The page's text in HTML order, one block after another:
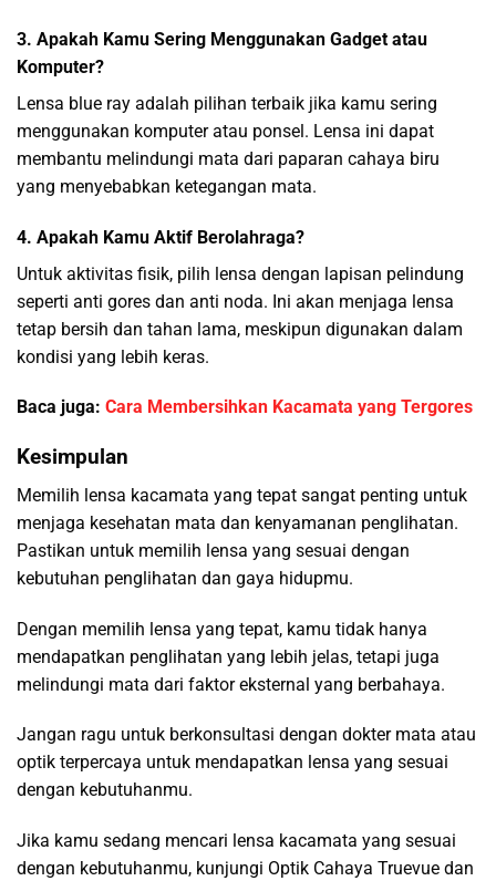
3. Apakah Kamu Sering Menggunakan Gadget atau
Komputer?
Lensa blue ray adalah pilihan terbaik jika kamu sering
menggunakan komputer atau ponsel. Lensa ini dapat
membantu melindungi mata dari paparan cahaya biru
yang menyebabkan ketegangan mata.
4. Apakah Kamu Aktif Berolahraga?
Untuk aktivitas fisik, pilih lensa dengan lapisan pelindung
seperti anti gores dan anti noda. Ini akan menjaga lensa
tetap bersih dan tahan lama, meskipun digunakan dalam
kondisi yang lebih keras.
Baca juga: Cara Membersihkan Kacamata yang Tergores
Kesimpulan
Memilih lensa kacamata yang tepat sangat penting untuk
menjaga kesehatan mata dan kenyamanan penglihatan.
Pastikan untuk memilih lensa yang sesuai dengan
kebutuhan penglihatan dan gaya hidupmu.
Dengan memilih lensa yang tepat, kamu tidak hanya
mendapatkan penglihatan yang lebih jelas, tetapi juga
melindungi mata dari faktor eksternal yang berbahaya.
Jangan ragu untuk berkonsultasi dengan dokter mata atau
optik terpercaya untuk mendapatkan lensa yang sesuai
dengan kebutuhanmu.
Jika kamu sedang mencari lensa kacamata yang sesuai
dengan kebutuhanmu, kunjungi Optik Cahaya Truevue dan